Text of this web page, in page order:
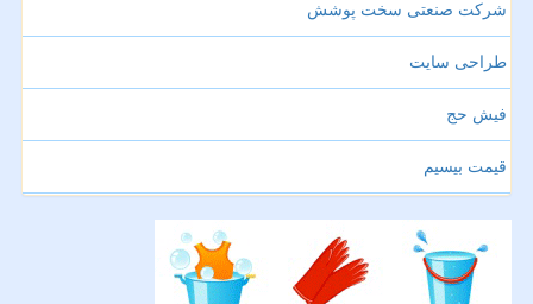
شرکت صنعتی سخت پوشش
طراحی سایت
فیش حج
قیمت بیسیم